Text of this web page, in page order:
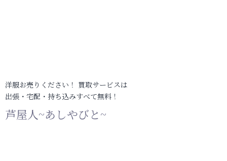
洋服お売りください！ 買取サービスは
出張・宅配・持ち込みすべて無料！
芦屋人~あしやびと~